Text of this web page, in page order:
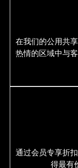
在我们的公用共
热情的区域中与
通过会员专享折
得最有